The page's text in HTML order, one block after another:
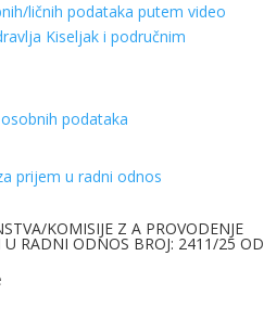
ličnih podataka putem video
Kiseljak i područnim
podataka
prijem u radni odnos
KOMISIJE Z A PROVODENJE
U RADNI ODNOS BROJ: 2411/25 OD